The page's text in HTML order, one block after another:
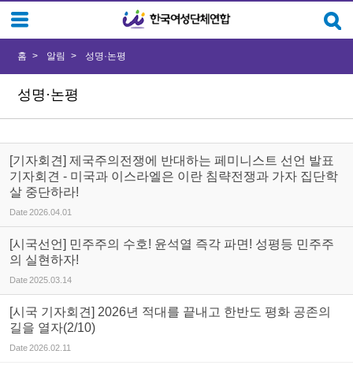
성명·논평
홈 알림 성명·논평
[기자회견] 제국주의전쟁에 반대하는 페미니스트 선언 발표
기자회견 - 미국과 이스라엘은 이란 침략전쟁과 가자 집단학
살 중단하라!
Date2026.04.01
[시국선언] 민주주의 수호! 윤석열 즉각 파면! 성평등 민주주
의 실현하자!
Date2025.03.14
[시국 기자회견] 2026년 적대를 끝내고 한반도 평화 공존의
길을 열자(2/10)
Date2026.02.11